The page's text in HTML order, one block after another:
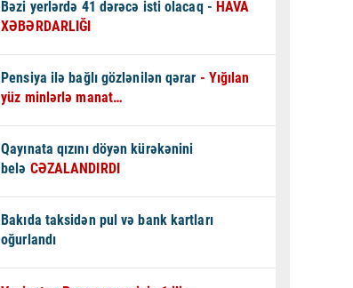
Bəzi yerlərdə 41 dərəcə isti olacaq - HAVA
XƏBƏRDARLIĞI
Pensiya ilə bağlı gözlənilən qərar - Yığılan
yüz minlərlə manat…
Qayınata qızını döyən kürəkənini
belə CƏZALANDIRDI
Bakıda taksidən pul və bank kartları
oğurlandı